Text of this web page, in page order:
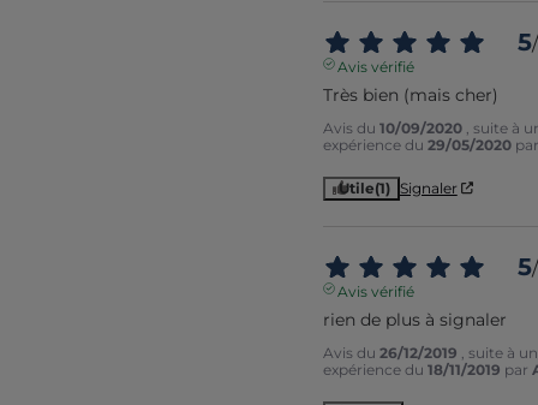
5/
Avis vérifié
Très bien (mais cher)
Avis du 10/09/2020
, suite à
expérience du 29/05/2020
Utile(1) Signaler
5/
Avis vérifié
rien de plus à signaler
Avis du 26/12/2019
, suite à
expérience du 18/11/2019 par